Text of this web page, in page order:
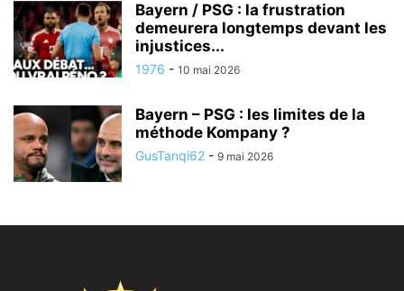
Bayern / PSG : la frustration
demeurera longtemps devant les
injustices...
1976 - 10 mai 2026
Bayern – PSG : les limites de la
méthode Kompany ?
GusTanqi62 - 9 mai 2026